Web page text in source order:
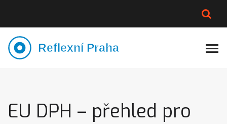
VÝMĚNA VODY
EU DPH – přehled pro